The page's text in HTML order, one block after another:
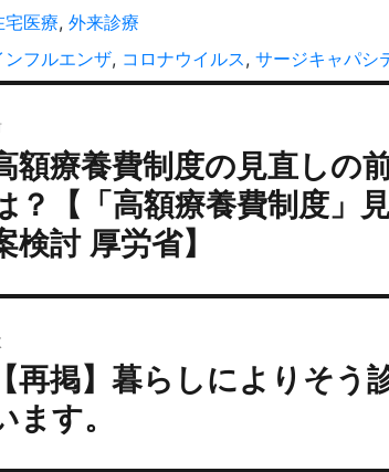
宅医療, 外来診療
ンフルエンザ, コロナウイルス, サージキャパシ
額療養費制度の見直しの
？【「高額療養費制度」
検討 厚労省】
再掲】暮らしによりそう
ます。